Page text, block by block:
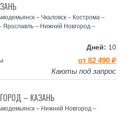
10
– Чкаловск – Кострома –
Ярославль – Нижний Новгород –
от 82 490 ₽
Каюты под запрос
– КАЗАНЬ
– Нижний Новгород –